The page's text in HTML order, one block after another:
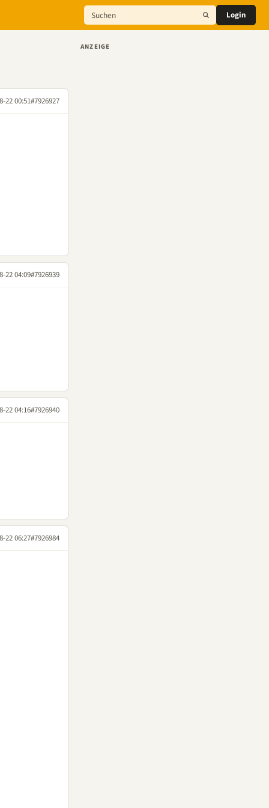
Login
22 00:51#7926927
22 04:09#7926939
22 04:16#7926940
22 06:27#7926984
ANZEIGE